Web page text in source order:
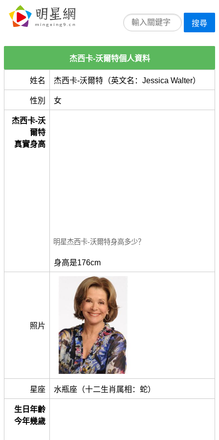
搜尋
杰西卡-沃爾特個人資料
姓名 杰西卡-沃爾特（英文名：Jessica Walter）
性別 女
杰西卡-沃
爾特
真實身高
明星杰西卡-沃爾特身高多少？
身高是176cm
照片
星座 水瓶座（十二生肖属相：蛇）
生日年齡
今年幾歲